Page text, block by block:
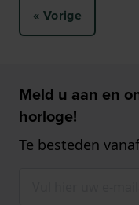
« Vorige
Meld u aan en
horloge!
Te besteden